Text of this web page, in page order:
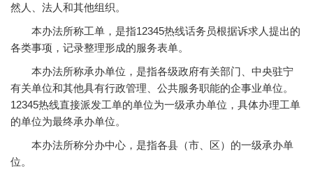
然人、法人和其他组织。
本办法所称工单，是指12345热线话务员根据诉求人提出的
各类事项，记录整理形成的服务表单。
本办法所称承办单位，是指各级政府有关部门、中央驻宁
有关单位和其他具有行政管理、公共服务职能的企事业单位。
12345热线直接派发工单的单位为一级承办单位，具体办理工单
的单位为最终承办单位。
本办法所称分办中心，是指各县（市、区）的一级承办单
位。